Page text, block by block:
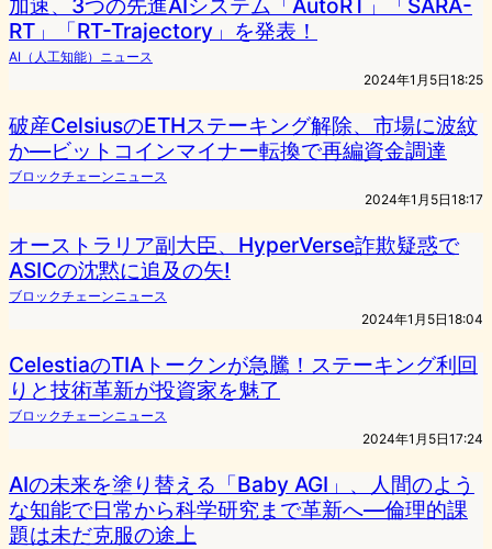
RT」「RT-Trajectory」を発表！
AI（人工知能）ニュース
2024年1月5日18:25
破産CelsiusのETHステーキング解除、市場に波紋
か—ビットコインマイナー転換で再編資金調達
ブロックチェーンニュース
2024年1月5日18:17
オーストラリア副大臣、HyperVerse詐欺疑惑で
ASICの沈黙に追及の矢!
ブロックチェーンニュース
2024年1月5日18:04
CelestiaのTIAトークンが急騰！ステーキング利回
りと技術革新が投資家を魅了
ブロックチェーンニュース
2024年1月5日17:24
AIの未来を塗り替える「Baby AGI」、人間のよう
な知能で日常から科学研究まで革新へ―倫理的課
題は未だ克服の途上